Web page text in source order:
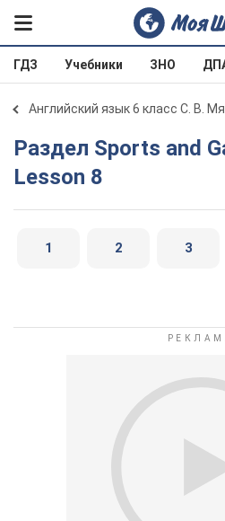
ГДЗ Учебники ЗНО
Английский язык 6 класс С. В.
Раздел Sports and Games.
Lesson 8
1 2 3